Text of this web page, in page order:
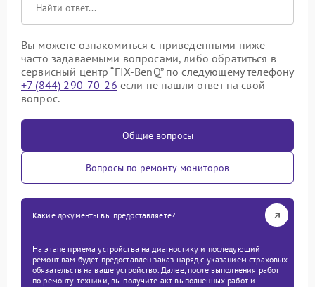
Вы можете ознакомиться с приведенными ниже
часто задаваемыми вопросами, либо обратиться в
сервисный центр “FIX-BenQ” по следующему телефону
+7 (844) 290-70-26 если не нашли ответ на свой
вопрос.
Общие вопросы
Вопросы по ремонту мониторов
Какие документы вы предоставляете?
На этапе приема устройства на диагностику и последующий
ремонт вам будет предоставлен заказ-наряд с указанием страховых
обязательств на ваше устройство. Далее, после выполнения работ
по ремонту техники, вы получите акт выполненных работ и